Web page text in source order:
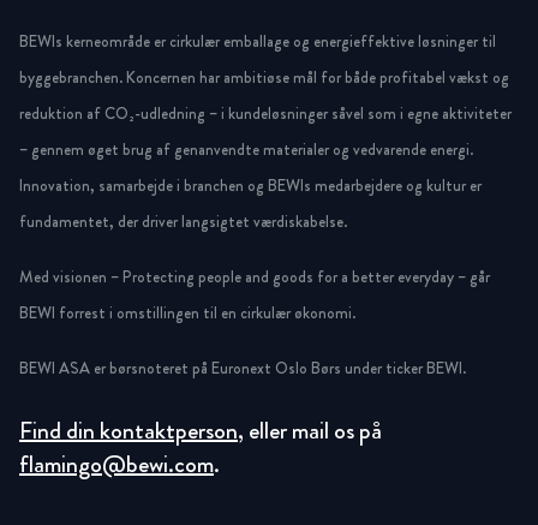
BEWIs kerneområde er cirkulær emballage og energieffektive løsninger til
byggebranchen. Koncernen har ambitiøse mål for både profitabel vækst og
reduktion af CO₂-udledning – i kundeløsninger såvel som i egne aktiviteter
– gennem øget brug af genanvendte materialer og vedvarende energi.
Innovation, samarbejde i branchen og BEWIs medarbejdere og kultur er
fundamentet, der driver langsigtet værdiskabelse.
Med visionen – Protecting people and goods for a better everyday – går
BEWI forrest i omstillingen til en cirkulær økonomi.
BEWI ASA er børsnoteret på Euronext Oslo Børs under ticker BEWI.
Find din kontaktperson, eller mail os på
flamingo@bewi.com.